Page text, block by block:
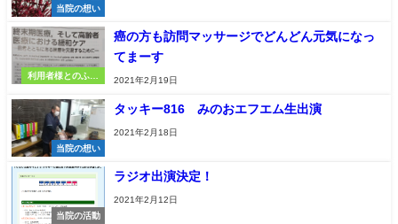
当院の想い
利用者様とのふれ
癌の方も訪問マッサージでどんどん元気になっ
てまーす
2021年2月19日
当院の想い
タッキー816 みのおエフエム生出演
2021年2月18日
当院の活動
ラジオ出演決定！
2021年2月12日